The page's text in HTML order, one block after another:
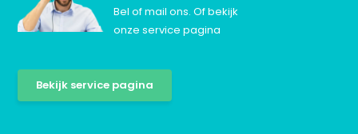
Bel of mail ons. Of bekijk
onze service pagina
Bekijk service pagina